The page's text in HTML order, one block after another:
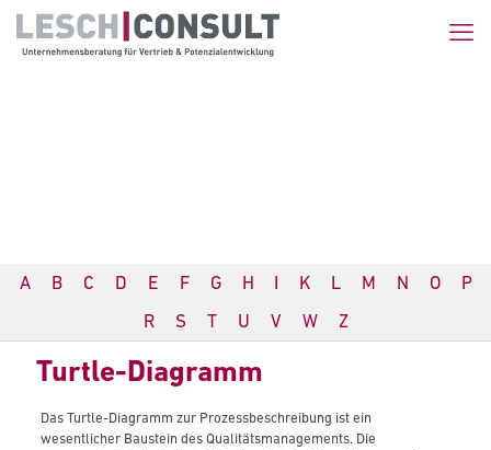
A B C D E F G H I K L M N O
P
R
S T U V W Z
Turtle-Diagramm
Das Turtle-Diagramm zur Prozessbeschreibung ist ein
wesentlicher Baustein des Qualitätsmanagements. Die